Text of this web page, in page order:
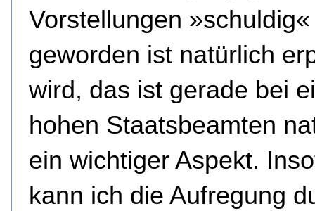
Vorstellungen »schuldig«
geworden ist natürlich
wird, das ist gerade bei
hohen Staatsbeamten
ein wichtiger Aspekt.
kann ich die Aufregung